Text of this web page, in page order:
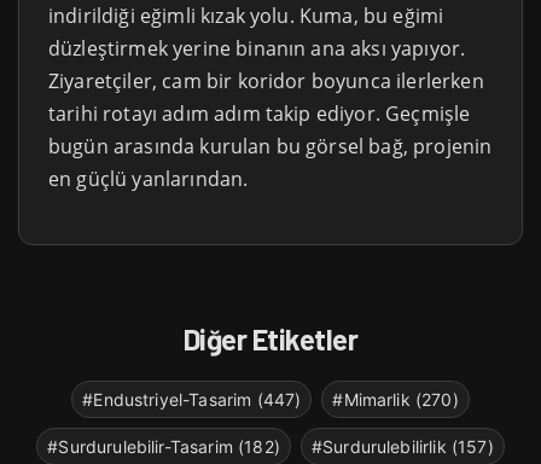
indirildiği eğimli kızak yolu. Kuma, bu eğimi
düzleştirmek yerine binanın ana aksı yapıyor.
Ziyaretçiler, cam bir koridor boyunca ilerlerken
tarihi rotayı adım adım takip ediyor. Geçmişle
bugün arasında kurulan bu görsel bağ, projenin
en güçlü yanlarından.
Diğer Etiketler
#Endustriyel-Tasarim (447) #Mimarlik (270)
#Surdurulebilir-Tasarim (182) #Surdurulebilirlik (157)